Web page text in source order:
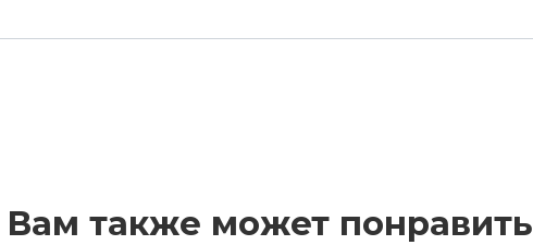
Вам также может